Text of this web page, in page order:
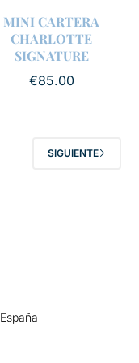
MINI CARTERA
CHARLOTTE
SIGNATURE
€85.00
SIGUIENTE